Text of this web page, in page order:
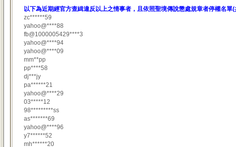
以下為近期經官方查緝違反以上之情事者，且依照聖境傳說懲處規章者停權名單
zc******59
yahoo@****88
fb@1000005429****3
yahoo@****94
yahoo@****09
mm**pp
pp****58
dj***jy
pa******21
yahoo@****29
03*****12
98*********ss
as*******69
yahoo@****96
y7******52
mh******20